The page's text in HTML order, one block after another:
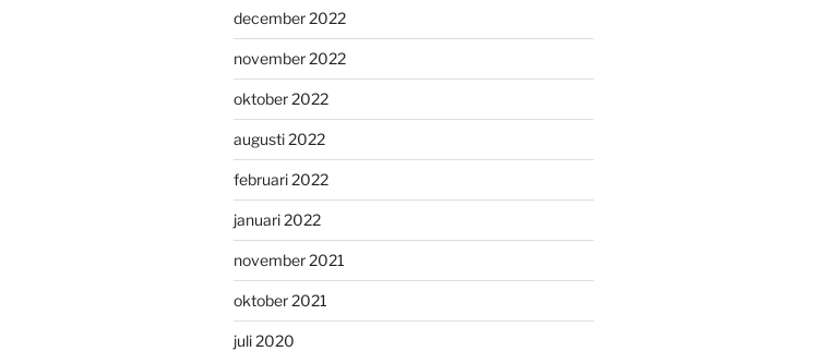
december 2022
november 2022
oktober 2022
augusti 2022
februari 2022
januari 2022
november 2021
oktober 2021
juli 2020